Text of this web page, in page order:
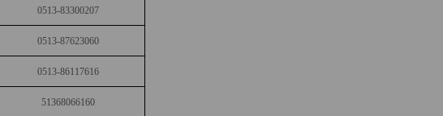
0513-83300207
0513-87623060
0513-86117616
51368066160